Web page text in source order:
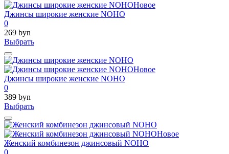
Новое
Джинсы широкие женские NOHO
0
269 byn
Выбрать
Новое
Джинсы широкие женские NOHO
0
389 byn
Выбрать
Новое
Женский комбинезон джинсовый NOHO